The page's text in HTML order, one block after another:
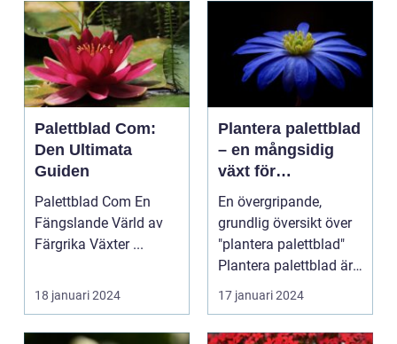
Palettblad Com:
Den Ultimata
Guiden
Palettblad Com En
Fängslande Värld av
Färgrika Växter ...
18 januari 2024
Plantera palettblad
– en mångsidig
växt för
trädgårdsentusiast
En övergripande,
grundlig översikt över
"plantera palettblad"
Plantera palettblad är
en populär akt...
17 januari 2024